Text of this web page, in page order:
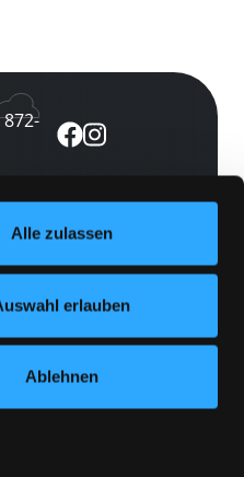
Alle zulassen
erlauben
Ablehnen